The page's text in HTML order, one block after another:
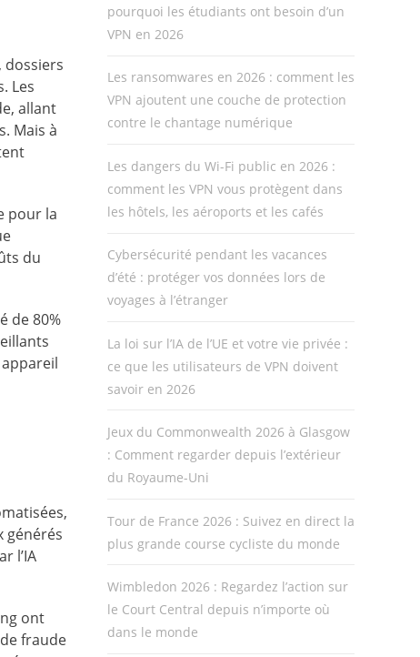
dossiers
Les
allant
Mais à
pour la
du
de 80%
générés
l’IA
ont
fraude
pourquoi les étudiants ont besoin d’un
VPN en 2026
Les ransomwares en 2026 : comment les
VPN ajoutent une couche de protection
contre le chantage numérique
Les dangers du Wi-Fi public en 2026 :
comment les VPN vous protègent dans
les hôtels, les aéroports et les cafés
Cybersécurité pendant les vacances
d’été : protéger vos données lors de
voyages à l’étranger
La loi sur l’IA de l’UE et votre vie privée :
ce que les utilisateurs de VPN doivent
savoir en 2026
Jeux du Commonwealth 2026 à Glasgow
: Comment regarder depuis l’extérieur
du Royaume-Uni
Tour de France 2026 : Suivez en direct la
plus grande course cycliste du monde
Wimbledon 2026 : Regardez l’action sur
le Court Central depuis n’importe où
dans le monde